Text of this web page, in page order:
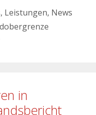
, Leistungen, News
in